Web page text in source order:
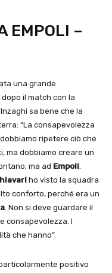
EMPOLI –
una grande
il match con la
sa bene che la
“La consapevolezza
ripetere ciò che
ma dobbiamo creare un
ma ad Empoli.
ho visto la squadra
conforto, perché era un
. Non si deve guardare il
consapevolezza. I
che hanno”.
positivo